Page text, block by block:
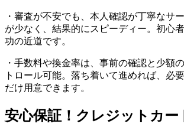
・審査が不安でも、本人確認が丁寧なサ
が少なく、結果的にスピーディー。初心
功の近道です。
・手数料や換金率は、事前の確認と少額
トロール可能。落ち着いて進めれば、必
だけ用意できます。
安心保証！クレジットカー